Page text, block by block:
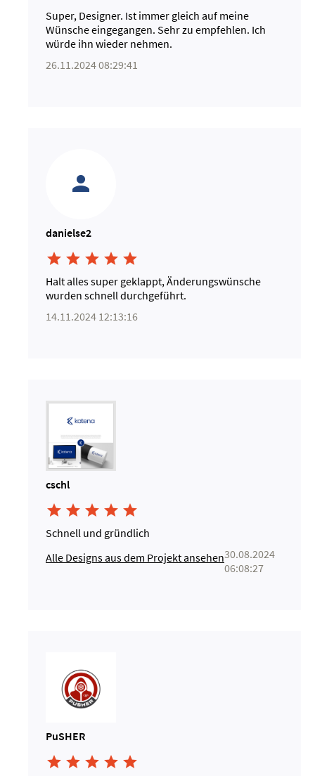
Super, Designer. Ist immer gleich auf meine
Wünsche eingegangen. Sehr zu empfehlen. Ich
würde ihn wieder nehmen.
26.11.2024 08:29:41
danielse2
    
Halt alles super geklappt, Änderungswünsche
wurden schnell durchgeführt.
14.11.2024 12:13:16
cschl
    
Schnell und gründlich
Alle Designs aus dem Projekt ansehen30.08.2024
06:08:27
PuSHER
    